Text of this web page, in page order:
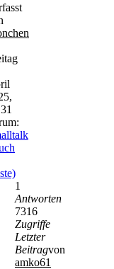
1
Antworten
7316
Zugriffe
Letzter
Beitragvon
amko61